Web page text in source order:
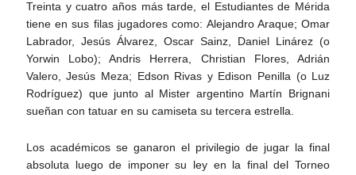
Treinta y cuatro años más tarde, el Estudiantes de Mérida
tiene en sus filas jugadores como: Alejandro Araque; Omar
Labrador, Jesús Álvarez, Oscar Sainz, Daniel Linárez (o
Yorwin Lobo); Andris Herrera, Christian Flores, Adrián
Valero, Jesús Meza; Edson Rivas y Edison Penilla (o Luz
Rodríguez) que junto al Mister argentino Martín Brignani
sueñan con tatuar en su camiseta su tercera estrella.
Los académicos se ganaron el privilegio de jugar la final
absoluta luego de imponer su ley en la final del Torneo